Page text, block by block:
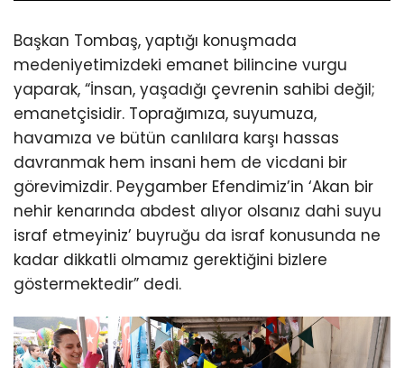
Başkan Tombaş, yaptığı konuşmada
medeniyetimizdeki emanet bilincine vurgu
yaparak, “İnsan, yaşadığı çevrenin sahibi değil;
emanetçisidir. Toprağımıza, suyumuza,
havamıza ve bütün canlılara karşı hassas
davranmak hem insani hem de vicdani bir
görevimizdir. Peygamber Efendimiz’in ‘Akan bir
nehir kenarında abdest alıyor olsanız dahi suyu
israf etmeyiniz’ buyruğu da israf konusunda ne
kadar dikkatli olmamız gerektiğini bizlere
göstermektedir” dedi.